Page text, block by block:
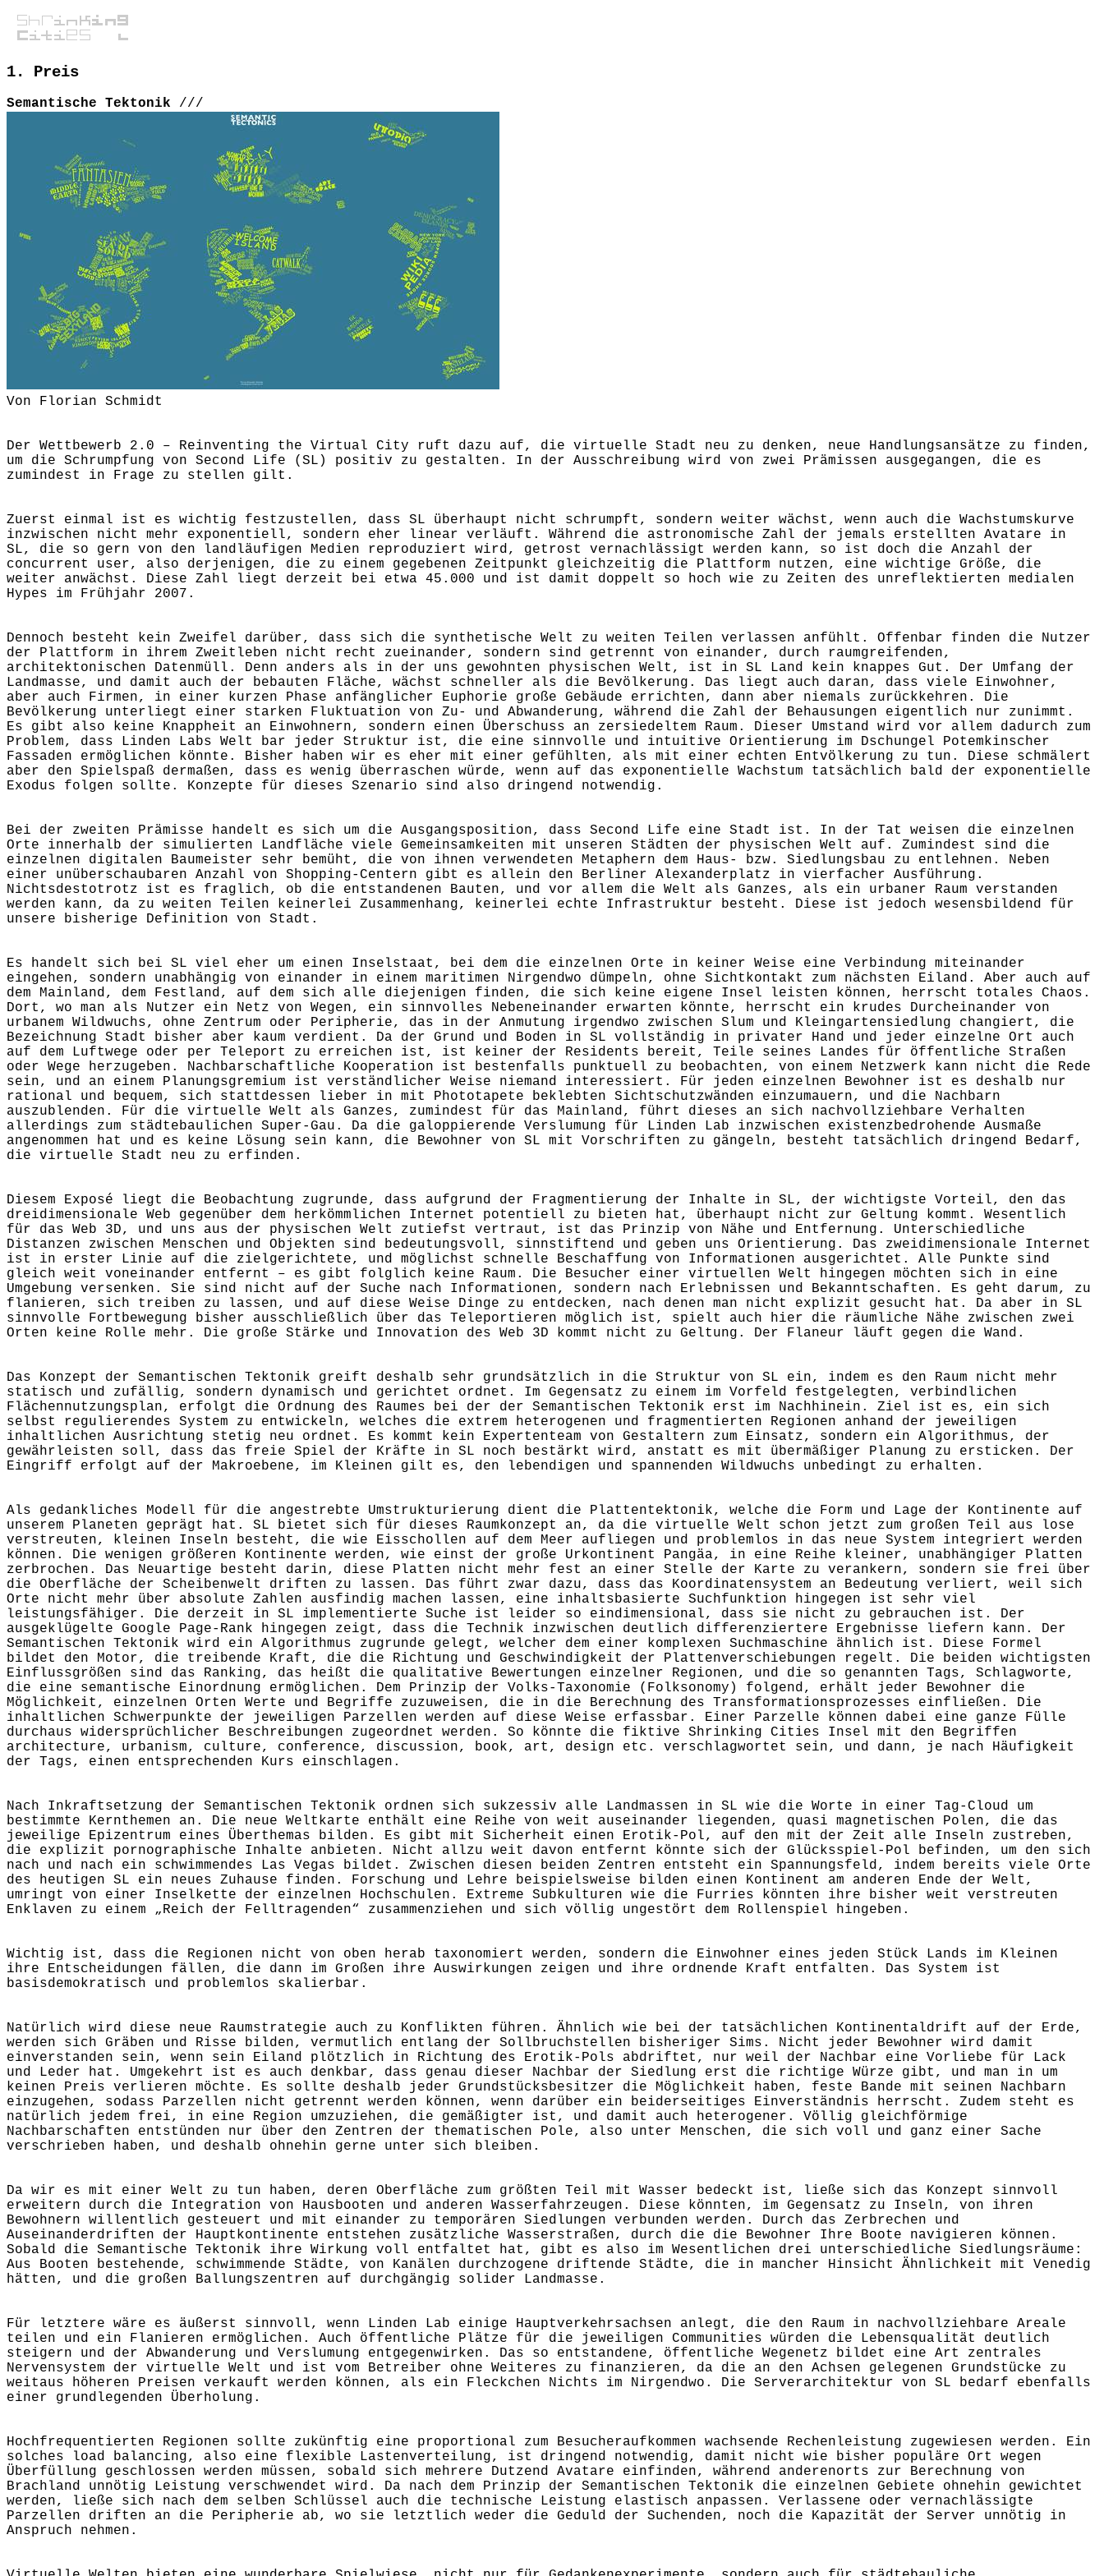
1. Preis
Semantische Tektonik ///
Von Florian Schmidt
Der Wettbewerb 2.0 – Reinventing the Virtual City ruft dazu auf, die virtuelle Stadt neu zu denken, neue Handlungsansätze zu finden,
um die Schrumpfung von Second Life (SL) positiv zu gestalten. In der Ausschreibung wird von zwei Prämissen ausgegangen, die es
zumindest in Frage zu stellen gilt.
Zuerst einmal ist es wichtig festzustellen, dass SL überhaupt nicht schrumpft, sondern weiter wächst, wenn auch die Wachstumskurve
inzwischen nicht mehr exponentiell, sondern eher linear verläuft. Während die astronomische Zahl der jemals erstellten Avatare in
SL, die so gern von den landläufigen Medien reproduziert wird, getrost vernachlässigt werden kann, so ist doch die Anzahl der
concurrent user, also derjenigen, die zu einem gegebenen Zeitpunkt gleichzeitig die Plattform nutzen, eine wichtige Größe, die
weiter anwächst. Diese Zahl liegt derzeit bei etwa 45.000 und ist damit doppelt so hoch wie zu Zeiten des unreflektierten medialen
Hypes im Frühjahr 2007.
Dennoch besteht kein Zweifel darüber, dass sich die synthetische Welt zu weiten Teilen verlassen anfühlt. Offenbar finden die Nutzer
der Plattform in ihrem Zweitleben nicht recht zueinander, sondern sind getrennt von einander, durch raumgreifenden,
architektonischen Datenmüll. Denn anders als in der uns gewohnten physischen Welt, ist in SL Land kein knappes Gut. Der Umfang der
Landmasse, und damit auch der bebauten Fläche, wächst schneller als die Bevölkerung. Das liegt auch daran, dass viele Einwohner,
aber auch Firmen, in einer kurzen Phase anfänglicher Euphorie große Gebäude errichten, dann aber niemals zurückkehren. Die
Bevölkerung unterliegt einer starken Fluktuation von Zu- und Abwanderung, während die Zahl der Behausungen eigentlich nur zunimmt.
Es gibt also keine Knappheit an Einwohnern, sondern einen Überschuss an zersiedeltem Raum. Dieser Umstand wird vor allem dadurch zum
Problem, dass Linden Labs Welt bar jeder Struktur ist, die eine sinnvolle und intuitive Orientierung im Dschungel Potemkinscher
Fassaden ermöglichen könnte. Bisher haben wir es eher mit einer gefühlten, als mit einer echten Entvölkerung zu tun. Diese schmälert
aber den Spielspaß dermaßen, dass es wenig überraschen würde, wenn auf das exponentielle Wachstum tatsächlich bald der exponentielle
Exodus folgen sollte. Konzepte für dieses Szenario sind also dringend notwendig.
Bei der zweiten Prämisse handelt es sich um die Ausgangsposition, dass Second Life eine Stadt ist. In der Tat weisen die einzelnen
Orte innerhalb der simulierten Landfläche viele Gemeinsamkeiten mit unseren Städten der physischen Welt auf. Zumindest sind die
einzelnen digitalen Baumeister sehr bemüht, die von ihnen verwendeten Metaphern dem Haus- bzw. Siedlungsbau zu entlehnen. Neben
einer unüberschaubaren Anzahl von Shopping-Centern gibt es allein den Berliner Alexanderplatz in vierfacher Ausführung.
Nichtsdestotrotz ist es fraglich, ob die entstandenen Bauten, und vor allem die Welt als Ganzes, als ein urbaner Raum verstanden
werden kann, da zu weiten Teilen keinerlei Zusammenhang, keinerlei echte Infrastruktur besteht. Diese ist jedoch wesensbildend für
unsere bisherige Definition von Stadt.
Es handelt sich bei SL viel eher um einen Inselstaat, bei dem die einzelnen Orte in keiner Weise eine Verbindung miteinander
eingehen, sondern unabhängig von einander in einem maritimen Nirgendwo dümpeln, ohne Sichtkontakt zum nächsten Eiland. Aber auch auf
dem Mainland, dem Festland, auf dem sich alle diejenigen finden, die sich keine eigene Insel leisten können, herrscht totales Chaos.
Dort, wo man als Nutzer ein Netz von Wegen, ein sinnvolles Nebeneinander erwarten könnte, herrscht ein krudes Durcheinander von
urbanem Wildwuchs, ohne Zentrum oder Peripherie, das in der Anmutung irgendwo zwischen Slum und Kleingartensiedlung changiert, die
Bezeichnung Stadt bisher aber kaum verdient. Da der Grund und Boden in SL vollständig in privater Hand und jeder einzelne Ort auch
auf dem Luftwege oder per Teleport zu erreichen ist, ist keiner der Residents bereit, Teile seines Landes für öffentliche Straßen
oder Wege herzugeben. Nachbarschaftliche Kooperation ist bestenfalls punktuell zu beobachten, von einem Netzwerk kann nicht die Rede
sein, und an einem Planungsgremium ist verständlicher Weise niemand interessiert. Für jeden einzelnen Bewohner ist es deshalb nur
rational und bequem, sich stattdessen lieber in mit Phototapete beklebten Sichtschutzwänden einzumauern, und die Nachbarn
auszublenden. Für die virtuelle Welt als Ganzes, zumindest für das Mainland, führt dieses an sich nachvollziehbare Verhalten
allerdings zum städtebaulichen Super-Gau. Da die galoppierende Verslumung für Linden Lab inzwischen existenzbedrohende Ausmaße
angenommen hat und es keine Lösung sein kann, die Bewohner von SL mit Vorschriften zu gängeln, besteht tatsächlich dringend Bedarf,
die virtuelle Stadt neu zu erfinden.
Diesem Exposé liegt die Beobachtung zugrunde, dass aufgrund der Fragmentierung der Inhalte in SL, der wichtigste Vorteil, den das
dreidimensionale Web gegenüber dem herkömmlichen Internet potentiell zu bieten hat, überhaupt nicht zur Geltung kommt. Wesentlich
für das Web 3D, und uns aus der physischen Welt zutiefst vertraut, ist das Prinzip von Nähe und Entfernung. Unterschiedliche
Distanzen zwischen Menschen und Objekten sind bedeutungsvoll, sinnstiftend und geben uns Orientierung. Das zweidimensionale Internet
ist in erster Linie auf die zielgerichtete, und möglichst schnelle Beschaffung von Informationen ausgerichtet. Alle Punkte sind
gleich weit voneinander entfernt – es gibt folglich keine Raum. Die Besucher einer virtuellen Welt hingegen möchten sich in eine
Umgebung versenken. Sie sind nicht auf der Suche nach Informationen, sondern nach Erlebnissen und Bekanntschaften. Es geht darum, zu
flanieren, sich treiben zu lassen, und auf diese Weise Dinge zu entdecken, nach denen man nicht explizit gesucht hat. Da aber in SL
sinnvolle Fortbewegung bisher ausschließlich über das Teleportieren möglich ist, spielt auch hier die räumliche Nähe zwischen zwei
Orten keine Rolle mehr. Die große Stärke und Innovation des Web 3D kommt nicht zu Geltung. Der Flaneur läuft gegen die Wand.
Das Konzept der Semantischen Tektonik greift deshalb sehr grundsätzlich in die Struktur von SL ein, indem es den Raum nicht mehr
statisch und zufällig, sondern dynamisch und gerichtet ordnet. Im Gegensatz zu einem im Vorfeld festgelegten, verbindlichen
Flächennutzungsplan, erfolgt die Ordnung des Raumes bei der der Semantischen Tektonik erst im Nachhinein. Ziel ist es, ein sich
selbst regulierendes System zu entwickeln, welches die extrem heterogenen und fragmentierten Regionen anhand der jeweiligen
inhaltlichen Ausrichtung stetig neu ordnet. Es kommt kein Expertenteam von Gestaltern zum Einsatz, sondern ein Algorithmus, der
gewährleisten soll, dass das freie Spiel der Kräfte in SL noch bestärkt wird, anstatt es mit übermäßiger Planung zu ersticken. Der
Eingriff erfolgt auf der Makroebene, im Kleinen gilt es, den lebendigen und spannenden Wildwuchs unbedingt zu erhalten.
Als gedankliches Modell für die angestrebte Umstrukturierung dient die Plattentektonik, welche die Form und Lage der Kontinente auf
unserem Planeten geprägt hat. SL bietet sich für dieses Raumkonzept an, da die virtuelle Welt schon jetzt zum großen Teil aus lose
verstreuten, kleinen Inseln besteht, die wie Eisschollen auf dem Meer aufliegen und problemlos in das neue System integriert werden
können. Die wenigen größeren Kontinente werden, wie einst der große Urkontinent Pangäa, in eine Reihe kleiner, unabhängiger Platten
zerbrochen. Das Neuartige besteht darin, diese Platten nicht mehr fest an einer Stelle der Karte zu verankern, sondern sie frei über
die Oberfläche der Scheibenwelt driften zu lassen. Das führt zwar dazu, dass das Koordinatensystem an Bedeutung verliert, weil sich
Orte nicht mehr über absolute Zahlen ausfindig machen lassen, eine inhaltsbasierte Suchfunktion hingegen ist sehr viel
leistungsfähiger. Die derzeit in SL implementierte Suche ist leider so eindimensional, dass sie nicht zu gebrauchen ist. Der
ausgeklügelte Google Page-Rank hingegen zeigt, dass die Technik inzwischen deutlich differenziertere Ergebnisse liefern kann. Der
Semantischen Tektonik wird ein Algorithmus zugrunde gelegt, welcher dem einer komplexen Suchmaschine ähnlich ist. Diese Formel
bildet den Motor, die treibende Kraft, die die Richtung und Geschwindigkeit der Plattenverschiebungen regelt. Die beiden wichtigsten
Einflussgrößen sind das Ranking, das heißt die qualitative Bewertungen einzelner Regionen, und die so genannten Tags, Schlagworte,
die eine semantische Einordnung ermöglichen. Dem Prinzip der Volks-Taxonomie (Folksonomy) folgend, erhält jeder Bewohner die
Möglichkeit, einzelnen Orten Werte und Begriffe zuzuweisen, die in die Berechnung des Transformationsprozesses einfließen. Die
inhaltlichen Schwerpunkte der jeweiligen Parzellen werden auf diese Weise erfassbar. Einer Parzelle können dabei eine ganze Fülle
durchaus widersprüchlicher Beschreibungen zugeordnet werden. So könnte die fiktive Shrinking Cities Insel mit den Begriffen
architecture, urbanism, culture, conference, discussion, book, art, design etc. verschlagwortet sein, und dann, je nach Häufigkeit
der Tags, einen entsprechenden Kurs einschlagen.
Nach Inkraftsetzung der Semantischen Tektonik ordnen sich sukzessiv alle Landmassen in SL wie die Worte in einer Tag-Cloud um
bestimmte Kernthemen an. Die neue Weltkarte enthält eine Reihe von weit auseinander liegenden, quasi magnetischen Polen, die das
jeweilige Epizentrum eines Überthemas bilden. Es gibt mit Sicherheit einen Erotik-Pol, auf den mit der Zeit alle Inseln zustreben,
die explizit pornographische Inhalte anbieten. Nicht allzu weit davon entfernt könnte sich der Glücksspiel-Pol befinden, um den sich
nach und nach ein schwimmendes Las Vegas bildet. Zwischen diesen beiden Zentren entsteht ein Spannungsfeld, indem bereits viele Orte
des heutigen SL ein neues Zuhause finden. Forschung und Lehre beispielsweise bilden einen Kontinent am anderen Ende der Welt,
umringt von einer Inselkette der einzelnen Hochschulen. Extreme Subkulturen wie die Furries könnten ihre bisher weit verstreuten
Enklaven zu einem „Reich der Felltragenden“ zusammenziehen und sich völlig ungestört dem Rollenspiel hingeben.
Wichtig ist, dass die Regionen nicht von oben herab taxonomiert werden, sondern die Einwohner eines jeden Stück Lands im Kleinen
ihre Entscheidungen fällen, die dann im Großen ihre Auswirkungen zeigen und ihre ordnende Kraft entfalten. Das System ist
basisdemokratisch und problemlos skalierbar.
Natürlich wird diese neue Raumstrategie auch zu Konflikten führen. Ähnlich wie bei der tatsächlichen Kontinentaldrift auf der Erde,
werden sich Gräben und Risse bilden, vermutlich entlang der Sollbruchstellen bisheriger Sims. Nicht jeder Bewohner wird damit
einverstanden sein, wenn sein Eiland plötzlich in Richtung des Erotik-Pols abdriftet, nur weil der Nachbar eine Vorliebe für Lack
und Leder hat. Umgekehrt ist es auch denkbar, dass genau dieser Nachbar der Siedlung erst die richtige Würze gibt, und man in um
keinen Preis verlieren möchte. Es sollte deshalb jeder Grundstücksbesitzer die Möglichkeit haben, feste Bande mit seinen Nachbarn
einzugehen, sodass Parzellen nicht getrennt werden können, wenn darüber ein beiderseitiges Einverständnis herrscht. Zudem steht es
natürlich jedem frei, in eine Region umzuziehen, die gemäßigter ist, und damit auch heterogener. Völlig gleichförmige
Nachbarschaften entstünden nur über den Zentren der thematischen Pole, also unter Menschen, die sich voll und ganz einer Sache
verschrieben haben, und deshalb ohnehin gerne unter sich bleiben.
Da wir es mit einer Welt zu tun haben, deren Oberfläche zum größten Teil mit Wasser bedeckt ist, ließe sich das Konzept sinnvoll
erweitern durch die Integration von Hausbooten und anderen Wasserfahrzeugen. Diese könnten, im Gegensatz zu Inseln, von ihren
Bewohnern willentlich gesteuert und mit einander zu temporären Siedlungen verbunden werden. Durch das Zerbrechen und
Auseinanderdriften der Hauptkontinente entstehen zusätzliche Wasserstraßen, durch die die Bewohner Ihre Boote navigieren können.
Sobald die Semantische Tektonik ihre Wirkung voll entfaltet hat, gibt es also im Wesentlichen drei unterschiedliche Siedlungsräume:
Aus Booten bestehende, schwimmende Städte, von Kanälen durchzogene driftende Städte, die in mancher Hinsicht Ähnlichkeit mit Venedig
hätten, und die großen Ballungszentren auf durchgängig solider Landmasse.
Für letztere wäre es äußerst sinnvoll, wenn Linden Lab einige Hauptverkehrsachsen anlegt, die den Raum in nachvollziehbare Areale
teilen und ein Flanieren ermöglichen. Auch öffentliche Plätze für die jeweiligen Communities würden die Lebensqualität deutlich
steigern und der Abwanderung und Verslumung entgegenwirken. Das so entstandene, öffentliche Wegenetz bildet eine Art zentrales
Nervensystem der virtuelle Welt und ist vom Betreiber ohne Weiteres zu finanzieren, da die an den Achsen gelegenen Grundstücke zu
weitaus höheren Preisen verkauft werden können, als ein Fleckchen Nichts im Nirgendwo. Die Serverarchitektur von SL bedarf ebenfalls
einer grundlegenden Überholung.
Hochfrequentierten Regionen sollte zukünftig eine proportional zum Besucheraufkommen wachsende Rechenleistung zugewiesen werden. Ein
solches load balancing, also eine flexible Lastenverteilung, ist dringend notwendig, damit nicht wie bisher populäre Ort wegen
Überfüllung geschlossen werden müssen, sobald sich mehrere Dutzend Avatare einfinden, während anderenorts zur Berechnung von
Brachland unnötig Leistung verschwendet wird. Da nach dem Prinzip der Semantischen Tektonik die einzelnen Gebiete ohnehin gewichtet
werden, ließe sich nach dem selben Schlüssel auch die technische Leistung elastisch anpassen. Verlassene oder vernachlässigte
Parzellen driften an die Peripherie ab, wo sie letztlich weder die Geduld der Suchenden, noch die Kapazität der Server unnötig in
Anspruch nehmen.